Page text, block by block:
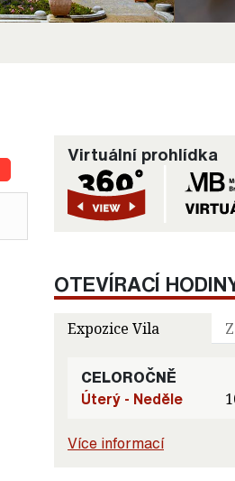
Virtuální prohlídka
OTEVÍRACÍ
Expozice Vila
CELOROČNĚ
Úterý - Neděle
Více informací